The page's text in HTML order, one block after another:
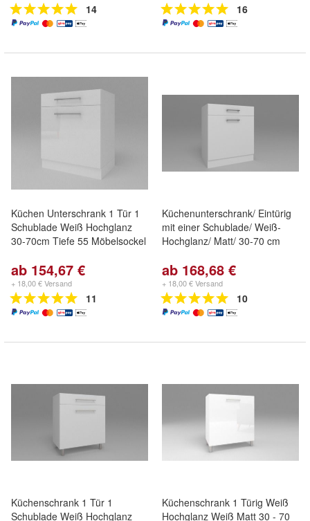
14 16
Küchen Unterschrank 1 Tür 1
Schublade Weiß Hochglanz
30-70cm Tiefe 55 Möbelsockel
ab 154,67 €
+ 18,00 € Versand
11
Küchenunterschrank/ Eintürig
mit einer Schublade/ Weiß-
Hochglanz/ Matt/ 30-70 cm
ab 168,68 €
+ 18,00 € Versand
10
Küchenschrank 1 Tür 1
Schublade Weiß Hochglanz
Küchenschrank 1 Türig Weiß
Hochglanz Weiß Matt 30 - 70